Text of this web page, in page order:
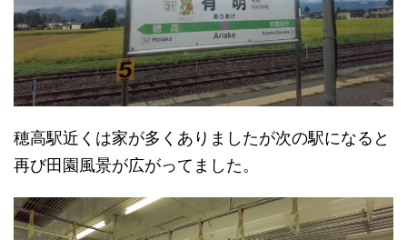
穂高駅近くは家が多くありましたが次の駅になると
再び田園風景が広がってました。